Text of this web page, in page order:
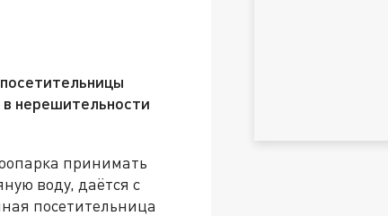
в нерешительности
принимать
воду, даётся с
посетительница